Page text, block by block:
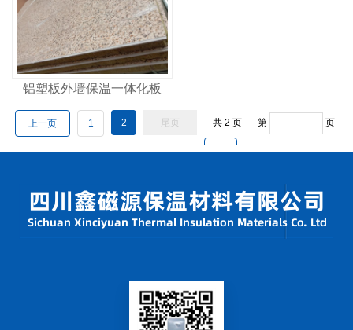
铝塑板外墙保温一体化板
上一页 1 2 尾页 共 2 页 第 页